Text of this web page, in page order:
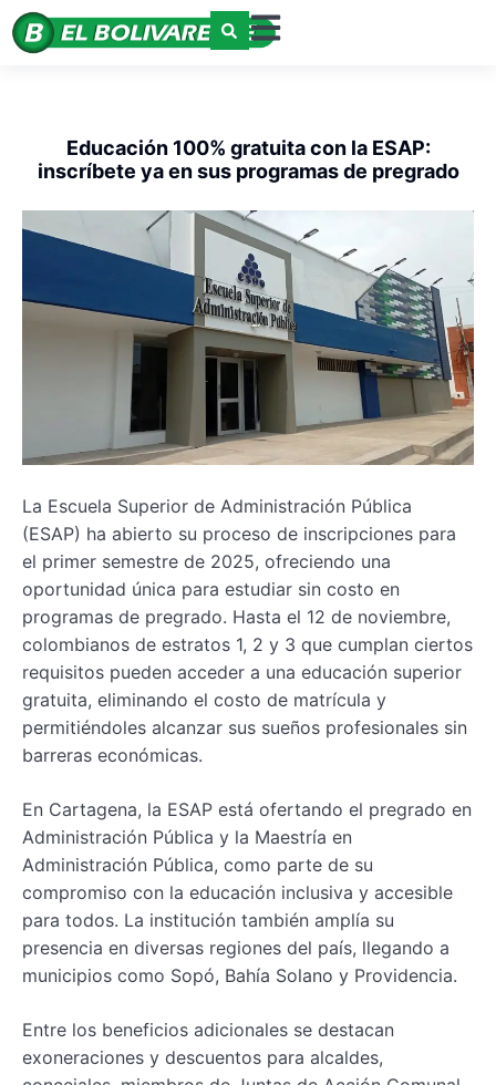
Educación 100% gratuita con la ESAP:
inscríbete ya en sus programas de pregrado
La Escuela Superior de Administración Pública
(ESAP) ha abierto su proceso de inscripciones para
el primer semestre de 2025, ofreciendo una
oportunidad única para estudiar sin costo en
programas de pregrado. Hasta el 12 de noviembre,
colombianos de estratos 1, 2 y 3 que cumplan ciertos
requisitos pueden acceder a una educación superior
gratuita, eliminando el costo de matrícula y
permitiéndoles alcanzar sus sueños profesionales sin
barreras económicas.
En Cartagena, la ESAP está ofertando el pregrado en
Administración Pública y la Maestría en
Administración Pública, como parte de su
compromiso con la educación inclusiva y accesible
para todos. La institución también amplía su
presencia en diversas regiones del país, llegando a
municipios como Sopó, Bahía Solano y Providencia.
Entre los beneficios adicionales se destacan
exoneraciones y descuentos para alcaldes,